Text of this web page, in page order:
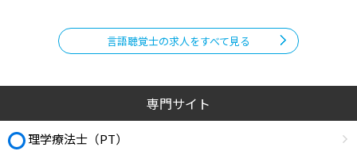
言語聴覚士の求人をすべて見る
専門サイト
理学療法士（PT）